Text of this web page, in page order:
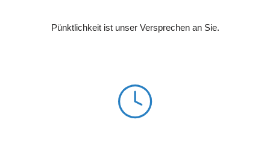
Pünktlichkeit ist unser Versprechen an Sie.